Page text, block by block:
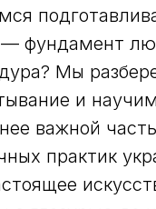
— фундамент
Мы
и
важной
практик